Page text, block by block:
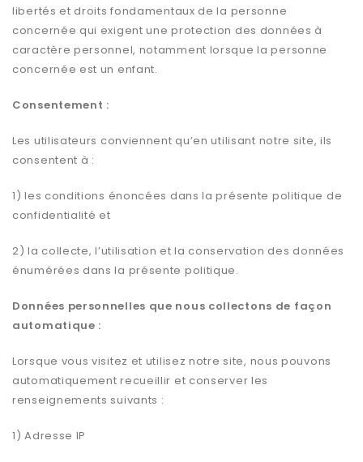
libertés et droits fondamentaux de la personne
concernée qui exigent une protection des données à
caractère personnel, notamment lorsque la personne
concernée est un enfant.
Consentement :
Les utilisateurs conviennent qu’en utilisant notre site, ils
consentent à :
1) les conditions énoncées dans la présente politique de
confidentialité et
2) la collecte, l’utilisation et la conservation des données
énumérées dans la présente politique.
Données personnelles que nous collectons de façon
automatique :
Lorsque vous visitez et utilisez notre site, nous pouvons
automatiquement recueillir et conserver les
renseignements suivants :
1) Adresse IP